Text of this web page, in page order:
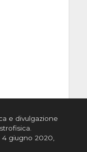
e divulgazione
giugno 2020,